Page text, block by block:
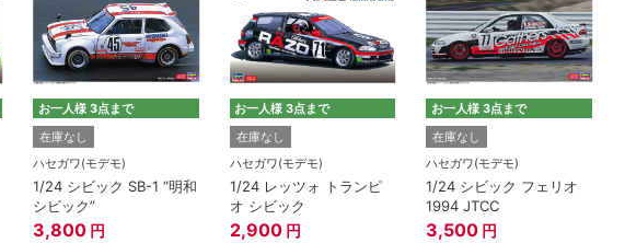
お一人様 3点まで
在庫なし
ハセガワ(モデモ)
1/24 シビック SB-1 “明和
シビック”
3,800 円
お一人様 3点まで
在庫なし
ハセガワ(モデモ)
1/24 レッツォ トランピ
オ シビック
2,900 円
お一人様 3点まで
在庫なし
ハセガワ(モデモ)
1/24 シビック フェリオ
1994 JTCC
3,500 円